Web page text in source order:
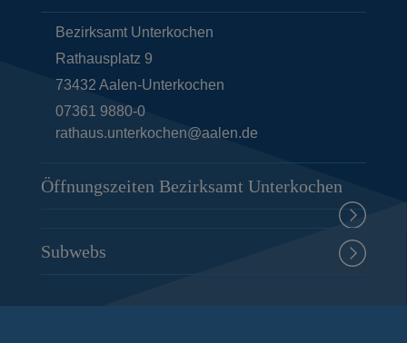
Bezirksamt Unterkochen
Rathausplatz 9
73432 Aalen-Unterkochen
07361 9880-0
rathaus.unterkochen@aalen.de
Öffnungszeiten Bezirksamt Unterkochen
Subwebs